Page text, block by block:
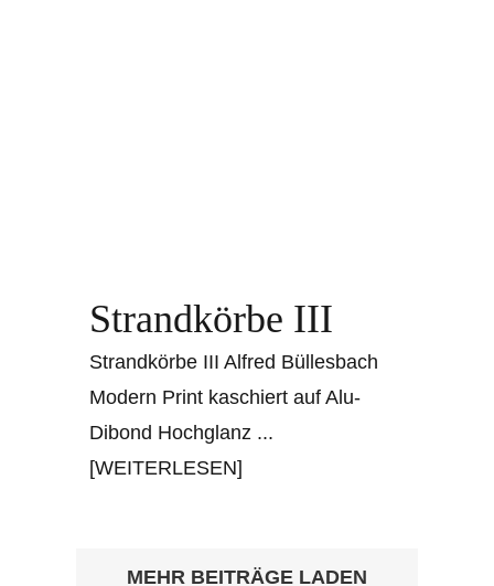
Strandkörbe III
Strandkörbe III Alfred Büllesbach
Modern Print kaschiert auf Alu-
Dibond Hochglanz ...
[WEITERLESEN]
MEHR BEITRÄGE LADEN